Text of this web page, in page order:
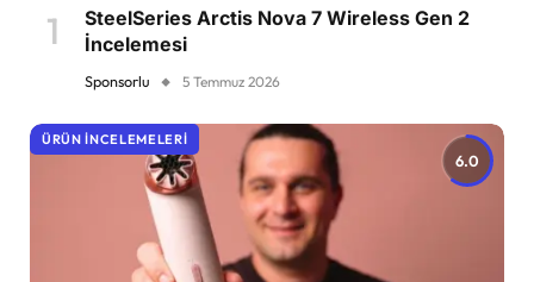
SteelSeries Arctis Nova 7 Wireless Gen 2
İncelemesi
Sponsorlu 5 Temmuz 2026
6.0
ÜRÜN İNCELEMELERI